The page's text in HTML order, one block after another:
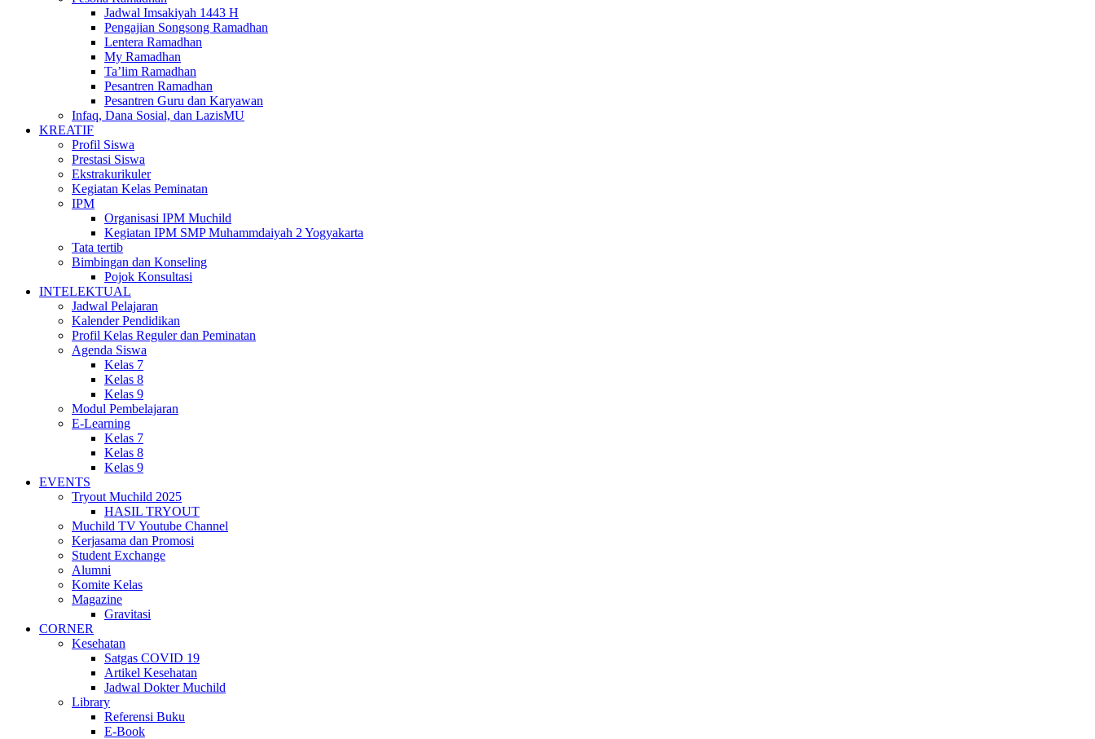
Jadwal Imsakiyah 1443 H
Pengajian Songsong Ramadhan
Lentera Ramadhan
My Ramadhan
Ta’lim Ramadhan
Pesantren Ramadhan
Pesantren Guru dan Karyawan
Infaq, Dana Sosial, dan LazisMU
KREATIF
Profil Siswa
Prestasi Siswa
Ekstrakurikuler
Kegiatan Kelas Peminatan
IPM
Organisasi IPM Muchild
Kegiatan IPM SMP Muhammdaiyah 2 Yogyakarta
Tata tertib
Bimbingan dan Konseling
Pojok Konsultasi
INTELEKTUAL
Jadwal Pelajaran
Kalender Pendidikan
Profil Kelas Reguler dan Peminatan
Agenda Siswa
Kelas 7
Kelas 8
Kelas 9
Modul Pembelajaran
E-Learning
Kelas 7
Kelas 8
Kelas 9
EVENTS
Tryout Muchild 2025
HASIL TRYOUT
Muchild TV Youtube Channel
Kerjasama dan Promosi
Student Exchange
Alumni
Komite Kelas
Magazine
Gravitasi
CORNER
Kesehatan
Satgas COVID 19
Artikel Kesehatan
Jadwal Dokter Muchild
Library
Referensi Buku
E-Book